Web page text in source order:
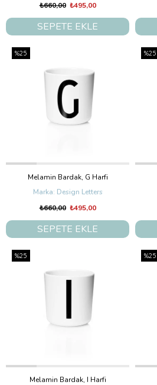
₺495,00
₺660,00
SEPETE EKLE
Melamin Bardak, G Harfi
Design Letters
₺495,00
₺660,00
SEPETE EKLE
%25 %25
Melamin Bardak, I Harfi
%25 %25